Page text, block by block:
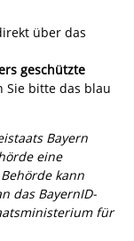
über das
geschützte
Sie bitte das blau
Bayern
eine
kann
das BayernID-
für